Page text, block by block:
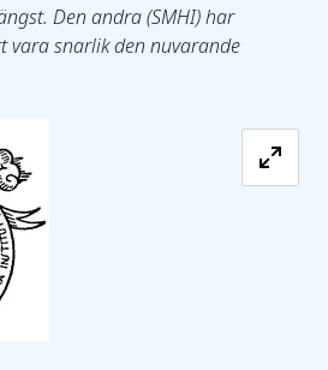
Den andra (SMHI) har
vara snarlik den nuvarande